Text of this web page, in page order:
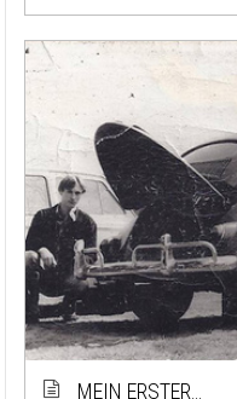
MEIN ERSTER…